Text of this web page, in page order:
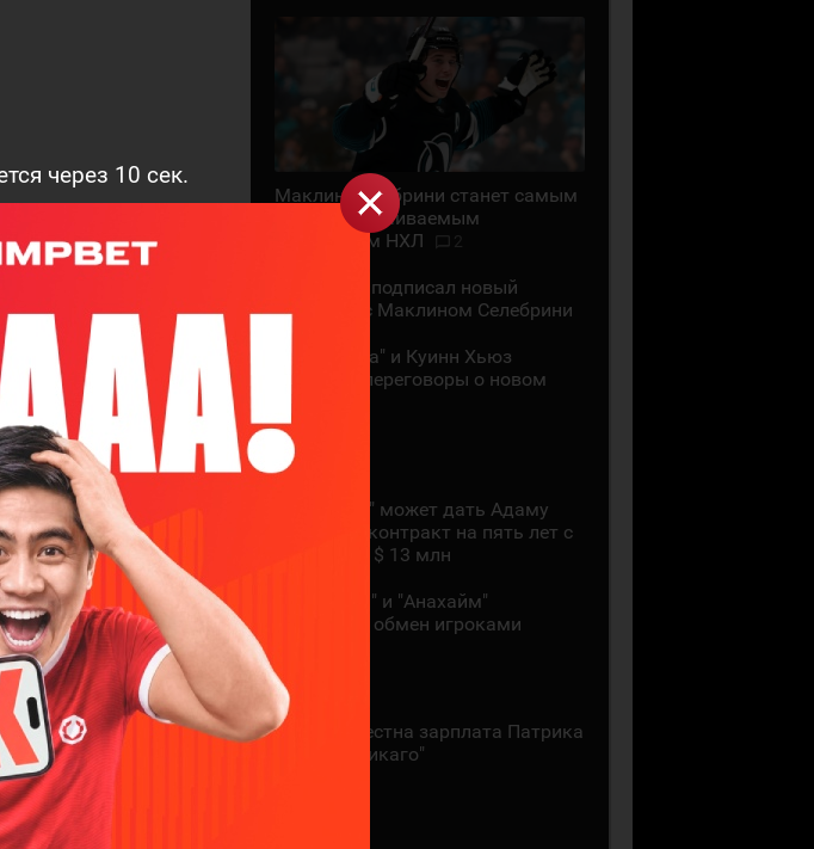
через9сек.
Маклин Селебрини станет самым
высокооплачиваемым
хоккеистом НХЛ
"Сан-Хосе" подписал новый
контракт с Маклином Селебрини
"Миннесота" и Куинн Хьюз
проведут переговоры о новом
28 ИЮЛЯ
"Коламбус" может дать Адаму
Фантилли контракт на пять лет с
зарплатой $ 13 млн
"Монреаль" и "Анахайм"
произвели обмен игроками
27 ИЮЛЯ
Стала известна зарплата Патрика
Кейна в "Чикаго"